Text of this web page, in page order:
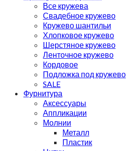
Все кружева
Свадебное кружево
Кружево шантильи
Хлопковое кружево
Шерстяное кружево
Ленточное кружево
Кордовое
Подложка под кружево
SALE
Фурнитура
Аксессуары
Аппликации
Молнии
Металл
Пластик